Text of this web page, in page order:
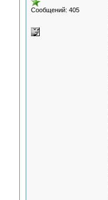
Сообщений: 405